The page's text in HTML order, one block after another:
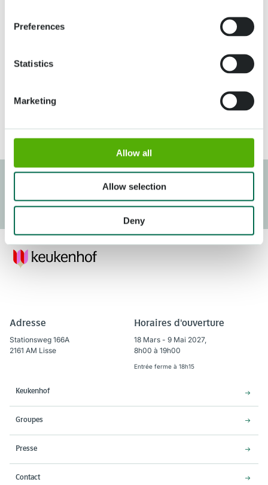
Preferences
Statistics
Marketing
Allow all
Allow selection
Deny
Foire aux questions
Adresse
Stationsweg 166A
2161 AM Lisse
Horaires d'ouverture
18 Mars - 9 Mai 2027,
8h00 à 19h00
Entrée ferme à 18h15
Keukenhof
Groupes
Presse
Contact